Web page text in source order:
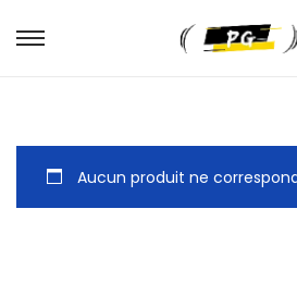
Aucun produit ne